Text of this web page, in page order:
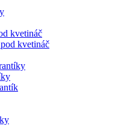
kvetináč
kvetináč